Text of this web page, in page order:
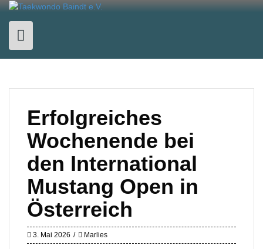
Skip
content
Erfolgreiches
Wochenende bei
den International
Mustang Open in
Österreich
3. Mai 2026 Marlies